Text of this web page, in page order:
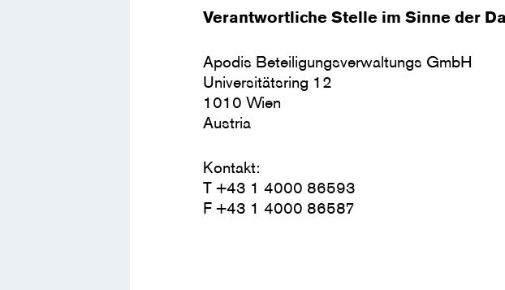
Verantwortliche Stelle im Sinne der
Apodis Beteiligungsverwaltungs GmbH
Universitätsring 12
1010 Wien
Austria
Kontakt:
T +43 1 4000 86593
F +43 1 4000 86587